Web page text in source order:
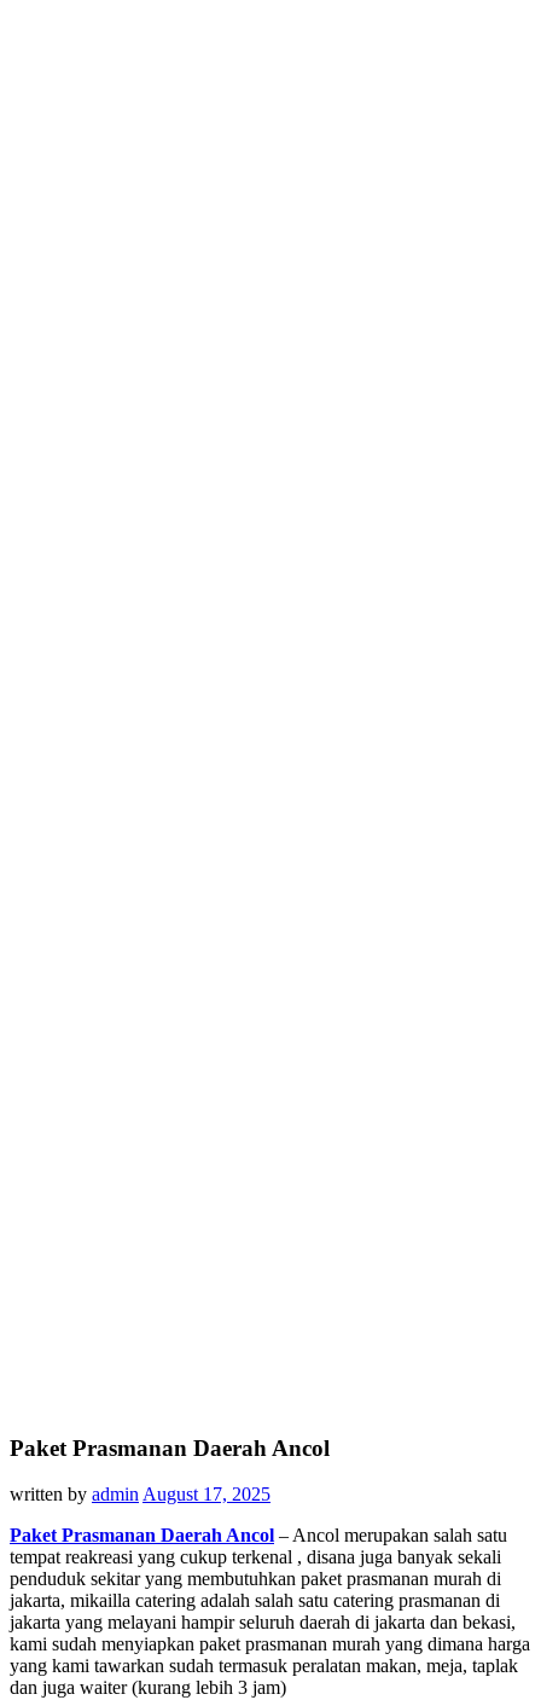
Paket Prasmanan Daerah Ancol
written by adminAugust 17, 2025
Paket Prasmanan Daerah Ancol – Ancol merupakan salah satu
tempat reakreasi yang cukup terkenal , disana juga banyak sekali
penduduk sekitar yang membutuhkan paket prasmanan murah di
jakarta, mikailla catering adalah salah satu catering prasmanan di
jakarta yang melayani hampir seluruh daerah di jakarta dan bekasi,
kami sudah menyiapkan paket prasmanan murah yang dimana harga
yang kami tawarkan sudah termasuk peralatan makan, meja, taplak
dan juga waiter (kurang lebih 3 jam)